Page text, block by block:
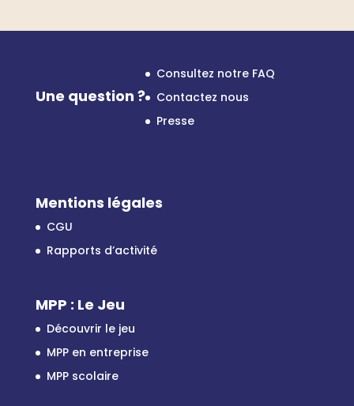
Une question ?
Consultez notre FAQ
Contactez nous
Presse
Mentions légales
CGU
Rapports d’activité
MPP : Le Jeu
Découvrir le jeu
MPP en entreprise
MPP scolaire